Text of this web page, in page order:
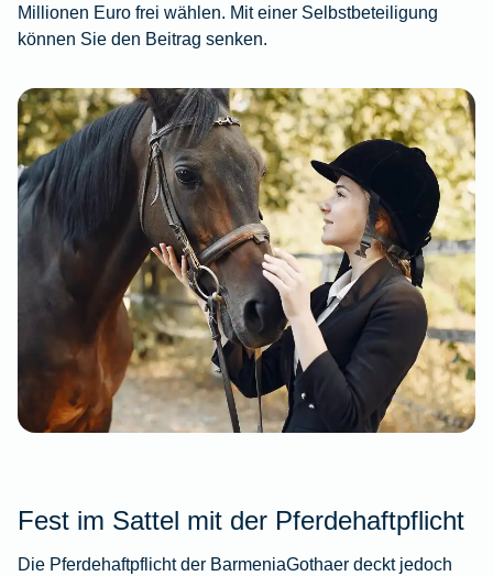
Millionen Euro frei wählen. Mit einer Selbstbeteiligung
können Sie den Beitrag senken.
Fest im Sattel mit der Pferdehaftpflicht
Die Pferdehaftpflicht der BarmeniaGothaer deckt jedoch